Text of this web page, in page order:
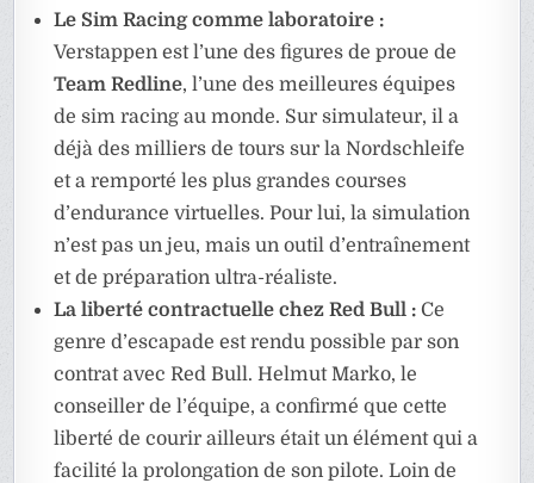
Le Sim Racing comme laboratoire :
Verstappen est l’une des figures de proue de
Team Redline, l’une des meilleures équipes
de sim racing au monde. Sur simulateur, il a
déjà des milliers de tours sur la Nordschleife
et a remporté les plus grandes courses
d’endurance virtuelles. Pour lui, la simulation
n’est pas un jeu, mais un outil d’entraînement
et de préparation ultra-réaliste.
La liberté contractuelle chez Red Bull : Ce
genre d’escapade est rendu possible par son
contrat avec Red Bull. Helmut Marko, le
conseiller de l’équipe, a confirmé que cette
liberté de courir ailleurs était un élément qui a
facilité la prolongation de son pilote. Loin de